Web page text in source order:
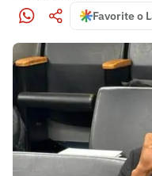
Favorite o